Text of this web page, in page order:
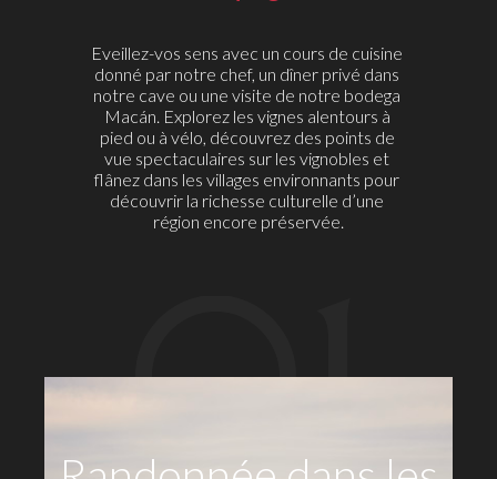
Eveillez-vos sens avec un cours de cuisine
donné par notre chef, un dîner privé dans
notre cave ou une visite de notre bodega
Macán. Explorez les vignes alentours à
pied ou à vélo, découvrez des points de
vue spectaculaires sur les vignobles et
flânez dans les villages environnants pour
découvrir la richesse culturelle d’une
région encore préservée.
01